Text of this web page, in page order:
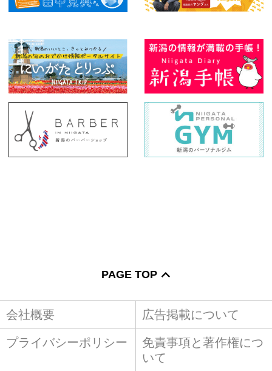
PAGE TOP
会社概要 広告掲載について
プライバシーポリシー
免責事項と著作権につ
いて